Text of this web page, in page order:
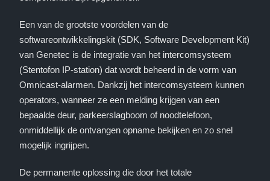
Een van de grootste voordelen van de
softwareontwikkelingskit (SDK, Software Development Kit)
van Genetec is de integratie van het intercomsysteem
(Stentofon IP-station) dat wordt beheerd in de vorm van
Omnicast-alarmen. Dankzij het intercomsysteem kunnen
operators, wanneer ze een melding krijgen van een
bepaalde deur, parkeerslagboom of noodtelefoon,
onmiddellijk de ontvangen opname bekijken en zo snel
mogelijk ingrijpen.
De permanente oplossing die door het totale